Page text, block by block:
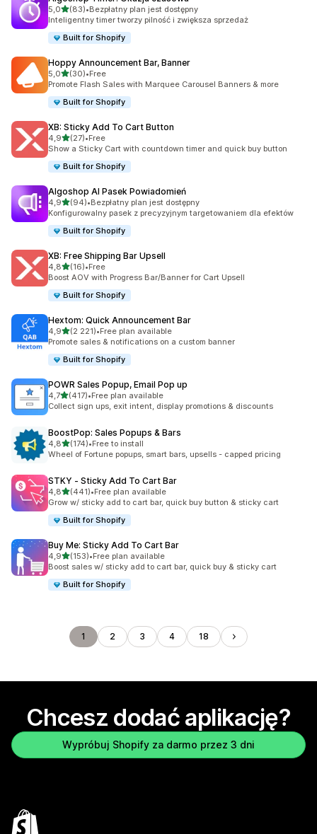
5,0na 5 gwiazdek
(83)
Łączna liczba recenzji: 83
•Bezpłatny plan jest dostępny
Inteligentny timer tworzy pilność i zwiększa sprzedaż
Built for Shopify
Hoppy Announcement Bar, Banner
5,0na 5 gwiazdek
(30)
Łączna liczba recenzji: 30
•Free
Promote Flash Sales with Marquee Carousel Banners & more
Built for Shopify
XB: Sticky Add To Cart Button
4,9na 5 gwiazdek
(27)
Łączna liczba recenzji: 27
•Free
Show a Sticky Cart with countdown timer and quick buy button
Built for Shopify
Algoshop AI Pasek Powiadomień
4,9na 5 gwiazdek
(94)
Łączna liczba recenzji: 94
•Bezpłatny plan jest dostępny
Konfigurowalny pasek z precyzyjnym targetowaniem dla efektów
Built for Shopify
XB: Free Shipping Bar Upsell
4,8na 5 gwiazdek
(16)
Łączna liczba recenzji: 16
•Free
Boost AOV with Progress Bar/Banner for Cart Upsell
Built for Shopify
Hextom: Quick Announcement Bar
4,9na 5 gwiazdek
(2 221)
Łączna liczba recenzji: 2221
•Free plan available
Promote sales & notifications on a custom banner
Built for Shopify
POWR Sales Popup, Email Pop up
4,7na 5 gwiazdek
(417)
Łączna liczba recenzji: 417
•Free plan available
Collect sign ups, exit intent, display promotions & discounts
BoostPop: Sales Popups & Bars
4,8na 5 gwiazdek
(174)
Łączna liczba recenzji: 174
•Free to install
Wheel of Fortune popups, smart bars, upsells - capped pricing
STKY ‑ Sticky Add To Cart Bar
4,8na 5 gwiazdek
(441)
Łączna liczba recenzji: 441
•Free plan available
Grow w/ sticky add to cart bar, quick buy button & sticky cart
Built for Shopify
Buy Me: Sticky Add To Cart Bar
4,9na 5 gwiazdek
(153)
Łączna liczba recenzji: 153
•Free plan available
Boost sales w/ sticky add to cart bar, quick buy & sticky cart
Built for Shopify
1 2 3 4 18
Chcesz dodać aplikację?
Wypróbuj Shopify za darmo przez 3 dni